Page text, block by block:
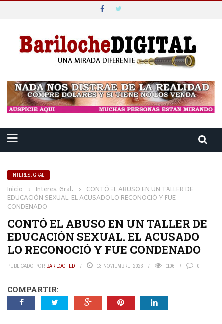
INTERES. GRAL.
Inicio › Interes. Gral. › CONTÓ EL ABUSO EN UN TALLER DE
EDUCACIÓN SEXUAL. EL ACUSADO LO RECONOCIÓ Y FUE
CONDENADO
CONTÓ EL ABUSO EN UN TALLER DE
EDUCACIÓN SEXUAL. EL ACUSADO
LO RECONOCIÓ Y FUE CONDENADO
PUBLICADO POR BARILOCHED 13 NOVIEMBRE, 2023 1106 0
COMPARTIR: